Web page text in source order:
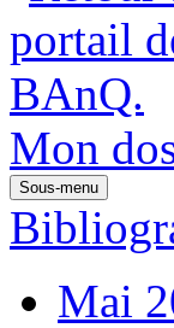
Mon
Sous-menu
Mai